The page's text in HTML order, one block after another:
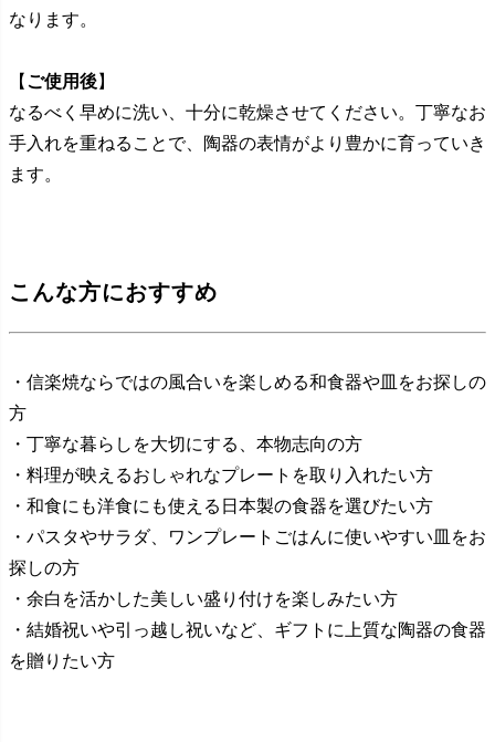
なります。
【 ご使用後】
なるべく早めに洗い、十分に乾燥させてください。丁寧なお
手入れを重ねることで、陶器の表情がより豊かに育っていき
ます。
こんな方におすすめ
・信楽焼ならではの風合いを楽しめる和食器や皿をお探しの
方
・丁寧な暮らしを大切にする、本物志向の方
・料理が映えるおしゃれなプレートを取り入れたい方
・和食にも洋食にも使える日本製の食器を選びたい方
・パスタやサラダ、ワンプレートごはんに使いやすい皿をお
探しの方
・余白を活かした美しい盛り付けを楽しみたい方
・結婚祝いや引っ越し祝いなど、ギフトに上質な陶器の食器
を贈りたい方